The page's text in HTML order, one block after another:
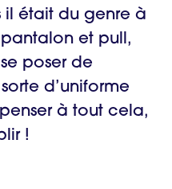
il était du genre à
et pull,
poser de
d’uniforme
à tout cela,
!